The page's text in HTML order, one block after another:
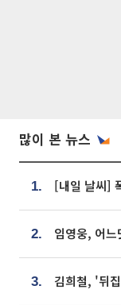
많이 본 뉴스
1.
2.
3.